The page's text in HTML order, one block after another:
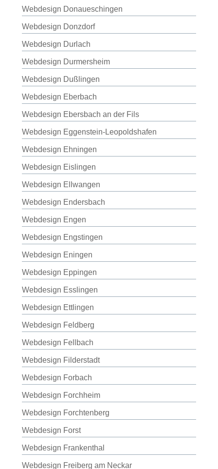
Webdesign Donaueschingen
Webdesign Donzdorf
Webdesign Durlach
Webdesign Durmersheim
Webdesign Dußlingen
Webdesign Eberbach
Webdesign Ebersbach an der Fils
Webdesign Eggenstein-Leopoldshafen
Webdesign Ehningen
Webdesign Eislingen
Webdesign Ellwangen
Webdesign Endersbach
Webdesign Engen
Webdesign Engstingen
Webdesign Eningen
Webdesign Eppingen
Webdesign Esslingen
Webdesign Ettlingen
Webdesign Feldberg
Webdesign Fellbach
Webdesign Filderstadt
Webdesign Forbach
Webdesign Forchheim
Webdesign Forchtenberg
Webdesign Forst
Webdesign Frankenthal
Webdesign Freiberg am Neckar